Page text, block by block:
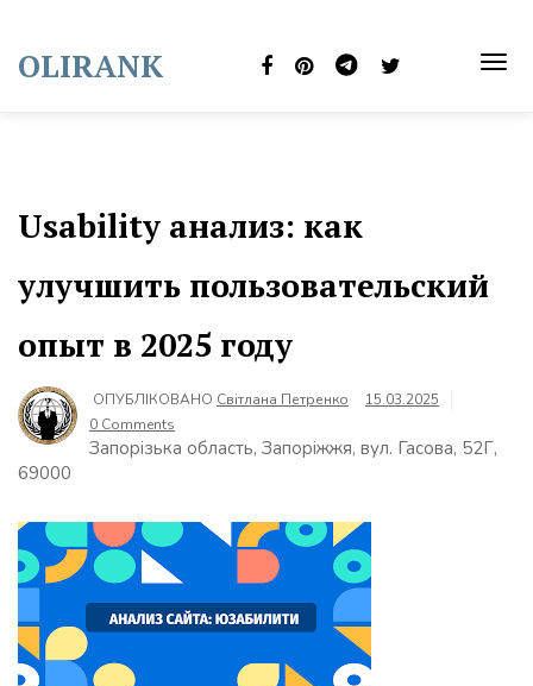
content
OLIRANK
Usability анализ: как
улучшить пользовательский
опыт в 2025 году
ОПУБЛІКОВАНО Світлана Петренко
15.03.2025
0 Comments
Запорізька область, Запоріжжя, вул. Гасова, 52Г,
69000